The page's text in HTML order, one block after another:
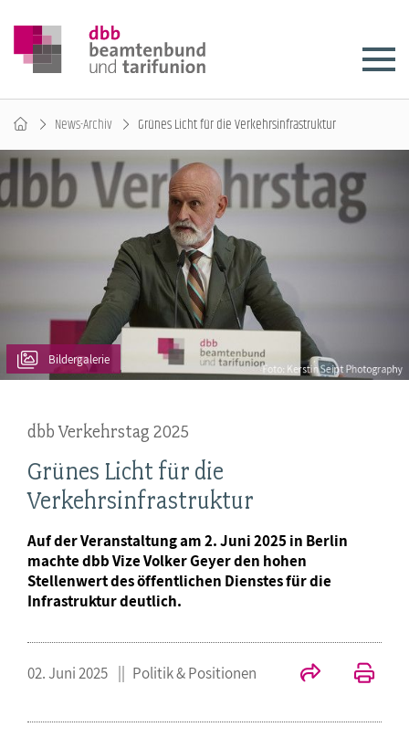
News-Archiv Grünes Licht für die Verkehrsinfrastruktur
Bildergalerie
dbb Verkehrstag 2025
Grünes Licht für die
Verkehrsinfrastruktur
Auf der Veranstaltung am 2. Juni 2025 in Berlin
machte dbb Vize Volker Geyer den hohen
Stellenwert des öffentlichen Dienstes für die
Infrastruktur deutlich.
02. Juni 2025 Politik & Positionen